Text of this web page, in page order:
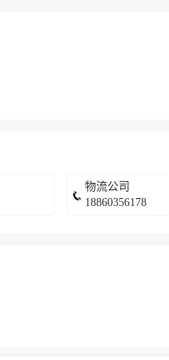
物流公司
18860356178